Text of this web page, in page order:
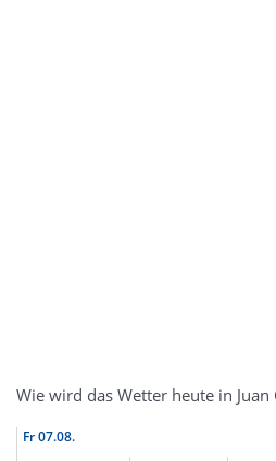
Wie wird das Wetter heute in Juan
Fr07.08.